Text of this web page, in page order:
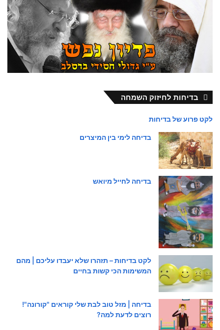
בדיחות לחיזוק השמחה
לקט פרוע של בדיחות
בדיחה לימי בין המיצרים
בדיחה לחייל מיואש
לקט בדיחות – תזהרו שלא יעבדו עליכם | מהם
המשימות הכי קשות בחיים
בדיחה | מזל טוב לבת שלי קוראים "קורונה"!
רוצים לדעת למה?